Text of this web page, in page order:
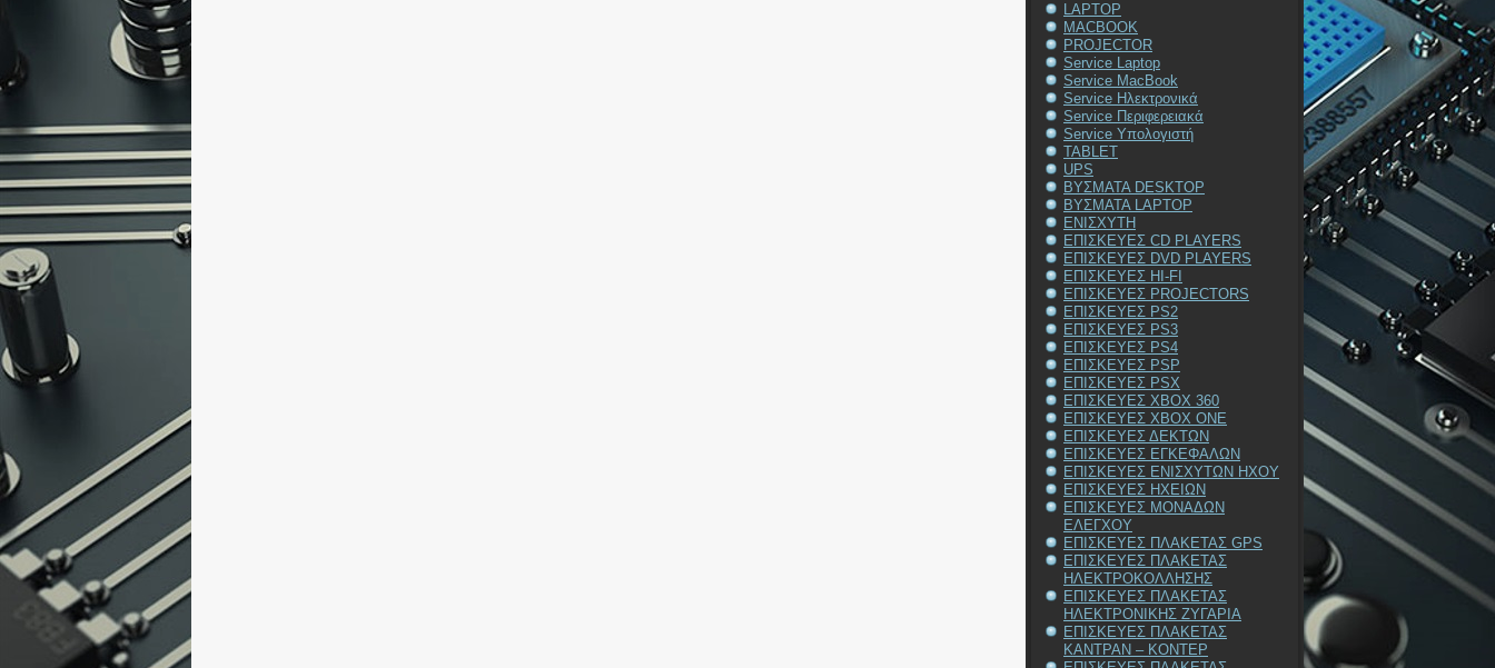
LAPTOP
MACBOOK
PROJECTOR
Service Laptop
Service MacBook
Service Ηλεκτρονικά
Service Περιφερειακά
Service Υπολογιστή
TABLET
UPS
ΒΥΣΜΑΤΑ DESKTOP
ΒΥΣΜΑΤΑ LAPTOP
ΕΝΙΣΧΥΤΗ
ΕΠΙΣΚΕΥΕΣ CD PLAYERS
ΕΠΙΣΚΕΥΕΣ DVD PLAYERS
ΕΠΙΣΚΕΥΕΣ HI-FI
ΕΠΙΣΚΕΥΕΣ PROJECTORS
ΕΠΙΣΚΕΥΕΣ PS2
ΕΠΙΣΚΕΥΕΣ PS3
ΕΠΙΣΚΕΥΕΣ PS4
ΕΠΙΣΚΕΥΕΣ PSP
ΕΠΙΣΚΕΥΕΣ PSX
ΕΠΙΣΚΕΥΕΣ XBOX 360
ΕΠΙΣΚΕΥΕΣ XBOX ONE
ΕΠΙΣΚΕΥΕΣ ΔΕΚΤΩΝ
ΕΠΙΣΚΕΥΕΣ ΕΓΚΕΦΑΛΩΝ
ΕΠΙΣΚΕΥΕΣ ΕΝΙΣΧΥΤΩΝ ΗΧΟΥ
ΕΠΙΣΚΕΥΕΣ ΗΧΕΙΩΝ
ΕΠΙΣΚΕΥΕΣ ΜΟΝΑΔΩΝ
ΕΛΕΓΧΟΥ
ΕΠΙΣΚΕΥΕΣ ΠΛΑΚΕΤΑΣ GPS
ΕΠΙΣΚΕΥΕΣ ΠΛΑΚΕΤΑΣ
ΗΛΕΚΤΡΟΚΟΛΛΗΣΗΣ
ΕΠΙΣΚΕΥΕΣ ΠΛΑΚΕΤΑΣ
ΗΛΕΚΤΡΟΝΙΚΗΣ ΖΥΓΑΡΙΑ
ΕΠΙΣΚΕΥΕΣ ΠΛΑΚΕΤΑΣ
ΚΑΝΤΡΑΝ – ΚΟΝΤΕΡ